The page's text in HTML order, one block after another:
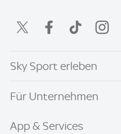
Sky Sport erleben
Für Unternehmen
App & Services